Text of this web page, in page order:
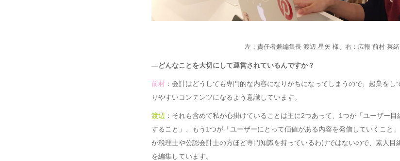
左：責任者兼編集長 渡辺 星矢 様、右：広報 前村 菜
―どんなことを大切にして運営されているんですか？
前村 ：会計はどうしても専門的な内容になりがちになってしまうので、起業を
りやすいコンテンツになるよう意識しています。
渡辺 ：それも含めて私が心掛けていることは主に2つあって、1つが「ユーザー
すること」、もう1つが「ユーザーにとって価値がある内容を発信していくこと
が税理士や公認会計士の方ほど専門知識を持っているわけではないので、素人目
を編集しています。